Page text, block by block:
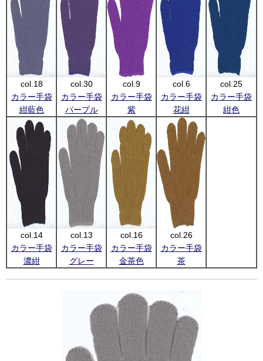
col.18
カラー手袋
紺藍色
col.30
カラー手袋
パープル
col.9
カラー手袋
紫
col.6
カラー手袋
花紺
col.25
カラー手袋
紺色
col.14
カラー手袋
濃紺
col.13
カラー手袋
グレー
col.16
カラー手袋
金茶色
col.26
カラー手袋
茶